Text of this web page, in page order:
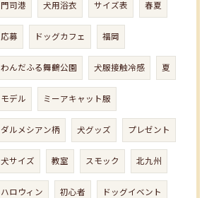
門司港 犬用浴衣 サイズ表 春夏
応募 ドッグカフェ 福岡
わんだふる舞鶴公園 犬服接触冷感 夏
モデル ミーアキャット服
ダルメシアン柄 犬グッズ プレゼント
犬サイズ 教室 スモック 北九州
ハロウィン 初心者 ドッグイベント